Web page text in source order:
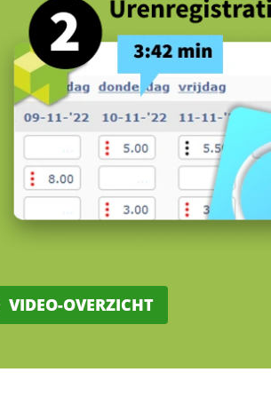
VIDEO-OVERZICHT